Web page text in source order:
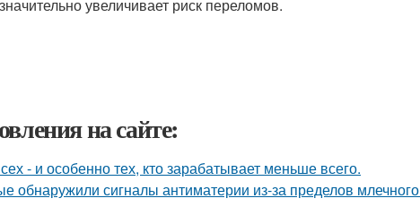
увеличивает риск переломов.
на сайте:
- и особенно тех, кто зарабатывает меньше всего.
обнаружили сигналы антиматерии из-за пределов млечного